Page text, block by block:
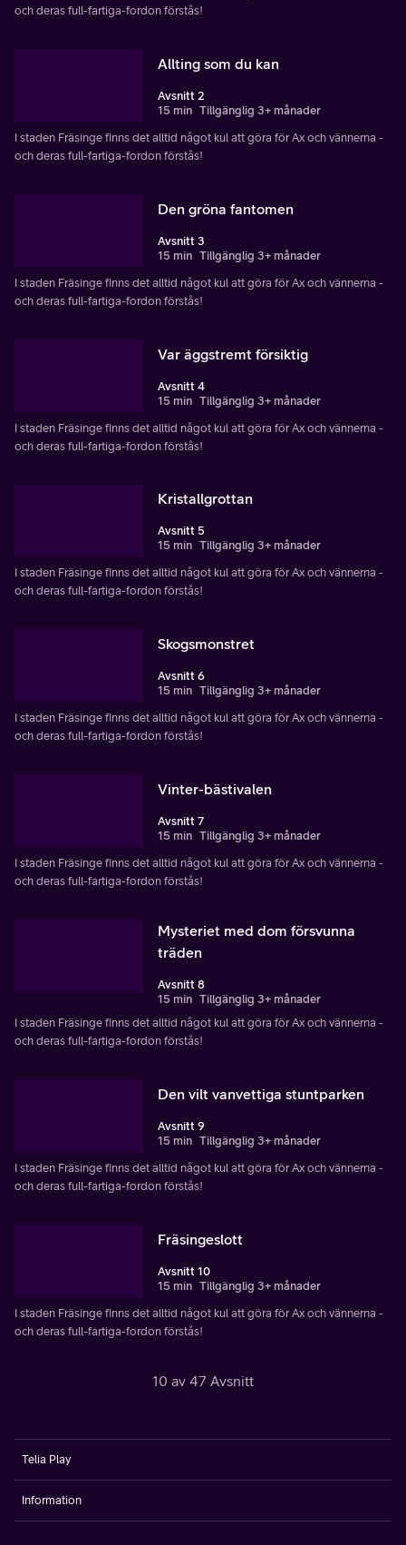
och deras full-fartiga-fordon förstås!
Allting som du kan
Avsnitt 2
15 min Tillgänglig 3+ månader
I staden Fräsinge finns det alltid något kul att göra för Ax och vännerna -
och deras full-fartiga-fordon förstås!
Den gröna fantomen
Avsnitt 3
15 min Tillgänglig 3+ månader
I staden Fräsinge finns det alltid något kul att göra för Ax och vännerna -
och deras full-fartiga-fordon förstås!
Var äggstremt försiktig
Avsnitt 4
15 min Tillgänglig 3+ månader
I staden Fräsinge finns det alltid något kul att göra för Ax och vännerna -
och deras full-fartiga-fordon förstås!
Kristallgrottan
Avsnitt 5
15 min Tillgänglig 3+ månader
I staden Fräsinge finns det alltid något kul att göra för Ax och vännerna -
och deras full-fartiga-fordon förstås!
Skogsmonstret
Avsnitt 6
15 min Tillgänglig 3+ månader
I staden Fräsinge finns det alltid något kul att göra för Ax och vännerna -
och deras full-fartiga-fordon förstås!
Vinter-bästivalen
Avsnitt 7
15 min Tillgänglig 3+ månader
I staden Fräsinge finns det alltid något kul att göra för Ax och vännerna -
och deras full-fartiga-fordon förstås!
Mysteriet med dom försvunna
träden
Avsnitt 8
15 min Tillgänglig 3+ månader
I staden Fräsinge finns det alltid något kul att göra för Ax och vännerna -
och deras full-fartiga-fordon förstås!
Den vilt vanvettiga stuntparken
Avsnitt 9
15 min Tillgänglig 3+ månader
I staden Fräsinge finns det alltid något kul att göra för Ax och vännerna -
och deras full-fartiga-fordon förstås!
Fräsingeslott
Avsnitt 10
15 min Tillgänglig 3+ månader
I staden Fräsinge finns det alltid något kul att göra för Ax och vännerna -
och deras full-fartiga-fordon förstås!
10 av 47 Avsnitt
Telia Play
Information